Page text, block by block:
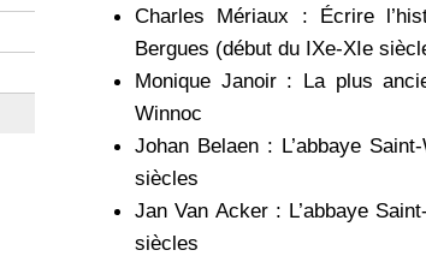
Charles Mériaux : Écrire
Bergues (début du IXe-XIe
Monique Janoir : La plus
Winnoc
Johan Belaen : L’abbaye
siècles
Jan Van Acker : L’abbaye
siècles